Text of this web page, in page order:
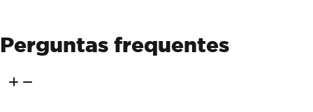
Perguntas frequentes